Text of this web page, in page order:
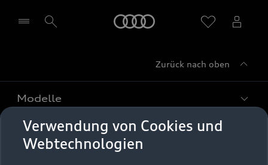
Zurück nach oben
Modelle
Alle Modelle
Kaufen & leasen
Verwendung von Cookies und
Webtechnologien